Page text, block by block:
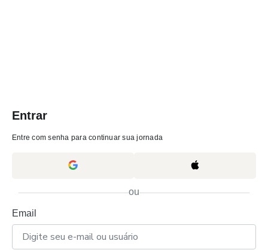
Entrar
Entre com senha para continuar sua jornada
ou
Email